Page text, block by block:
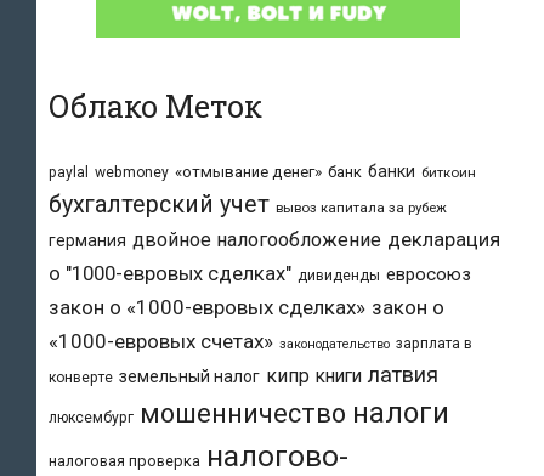
Облако Меток
paylal webmoney «отмывание денег» банк банки биткоин
бухгалтерский учет вывоз капитала за рубеж
германия двойное налогообложение декларация
о "1000-евровых сделках" дивиденды евросоюз
закон о «1000-евровых сделках» закон о
«1000-евровых счетах» законодательство зарплата в
конверте земельный налог кипр книги латвия
люксембург мошенничество налоги
налоговая проверка налогово-